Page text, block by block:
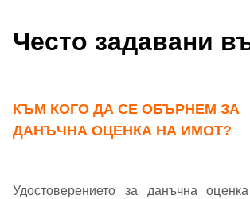
Парола
Забравена парола?
Вход
Често задавани
КЪМ КОГО ДА СЕ ОБЪРНЕМ ЗА
ДАНЪЧНА ОЦЕНКА НА ИМОТ?
Удостоверението за данъчна
се обадим възможно най-